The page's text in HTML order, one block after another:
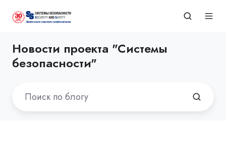
Новости проекта "Системы
безопасности"